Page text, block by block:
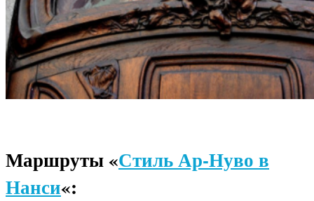
Маршруты «Стиль Ар-Нуво в
Нанси«: